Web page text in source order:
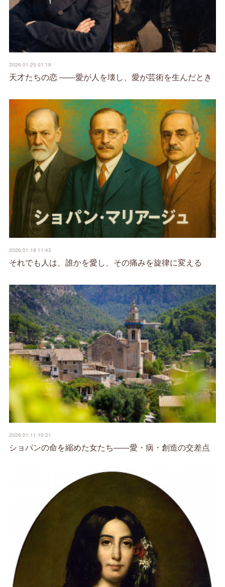
2026.01.25 01:19
天才たちの恋 ――愛が人を壊し、愛が芸術を生んだとき
2026.01.19 11:43
それでも人は、誰かを愛し、その痛みを旋律に変える
2026.01.11 10:21
ショパンの命を縮めた女たち――愛・病・創造の交差点